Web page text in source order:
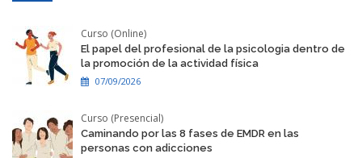
Curso (Online)
El papel del profesional de la psicologia dentro de
la promoción de la actividad física
07/09/2026
Curso (Presencial)
Caminando por las 8 fases de EMDR en las
personas con adicciones